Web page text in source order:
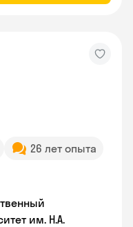
26 лет опыта
им. Н.А.